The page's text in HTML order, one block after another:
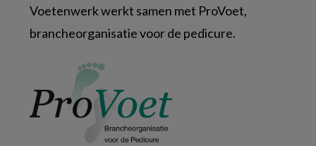
Voetenwerk werkt samen met ProVoet,
brancheorganisatie voor de pedicure.